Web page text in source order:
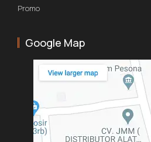
Promo
Google Map